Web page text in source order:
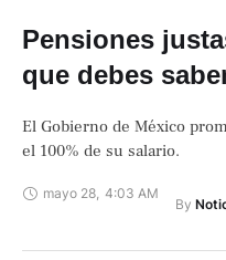
Pensiones
que debes
El Gobierno de México
el 100% de su salario.
mayo 28, 4:03 AM
By